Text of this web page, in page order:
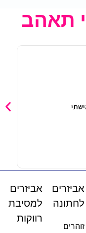
תאהב
אביזרים
לחתונה
זוהרים
אביזרים
למסיבת
רווקות